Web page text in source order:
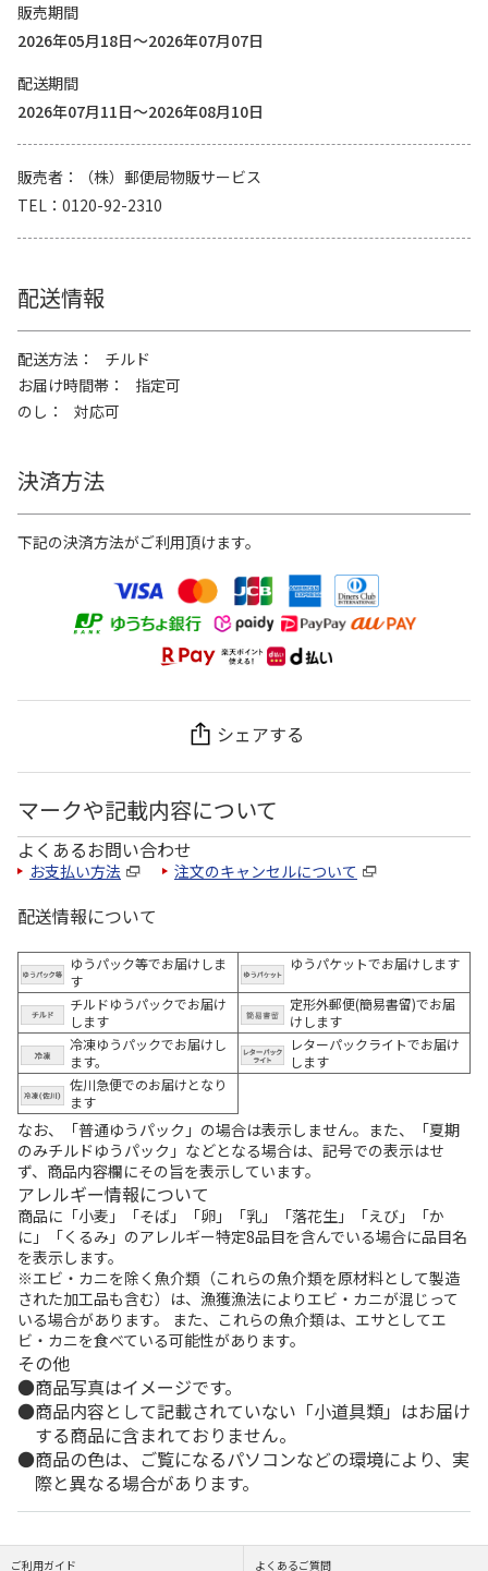
販売期間
2026年05月18日～2026年07月07日
配送期間
2026年07月11日～2026年08月10日
販売者
（株）郵便局物販サービス
TEL
0120-92-2310
配送情報
配送方法
チルド
お届け時間帯
指定可
のし
対応可
決済方法
下記の決済方法がご利用頂けます。
シェアする
マークや記載内容について
よくあるお問い合わせ
お支払い方法 注文のキャンセルについて
配送情報について
ゆうパック等でお届けしま
す
ゆうパケットでお届けします
チルドゆうパックでお届け
します
定形外郵便(簡易書留)でお届
けします
冷凍ゆうパックでお届けし
ます。
レターパックライトでお届け
します
佐川急便でのお届けとなり
ます
なお、「普通ゆうパック」の場合は表示しません。また、「夏期
のみチルドゆうパック」などとなる場合は、記号での表示はせ
ず、商品内容欄にその旨を表示しています。
アレルギー情報について
商品に「小麦」「そば」「卵」「乳」「落花生」「えび」「か
に」「くるみ」のアレルギー特定8品目を含んでいる場合に品目名
を表示します。
※エビ・カニを除く魚介類（これらの魚介類を原材料として製造
された加工品も含む）は、漁獲漁法によりエビ・カニが混じって
いる場合があります。 また、これらの魚介類は、エサとしてエ
ビ・カニを食べている可能性があります。
その他
商品写真はイメージです。
商品内容として記載されていない「小道具類」はお届け
する商品に含まれておりません。
商品の色は、ご覧になるパソコンなどの環境により、実
際と異なる場合があります。
ご利用ガイド よくあるご質問